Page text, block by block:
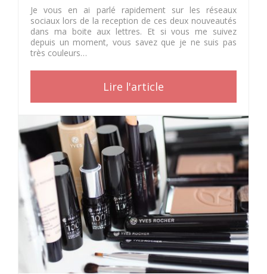
Je vous en ai parlé rapidement sur les réseaux
sociaux lors de la reception de ces deux nouveautés
dans ma boite aux lettres. Et si vous me suivez
depuis un moment, vous savez que je ne suis pas
très couleurs…
Lire l'article